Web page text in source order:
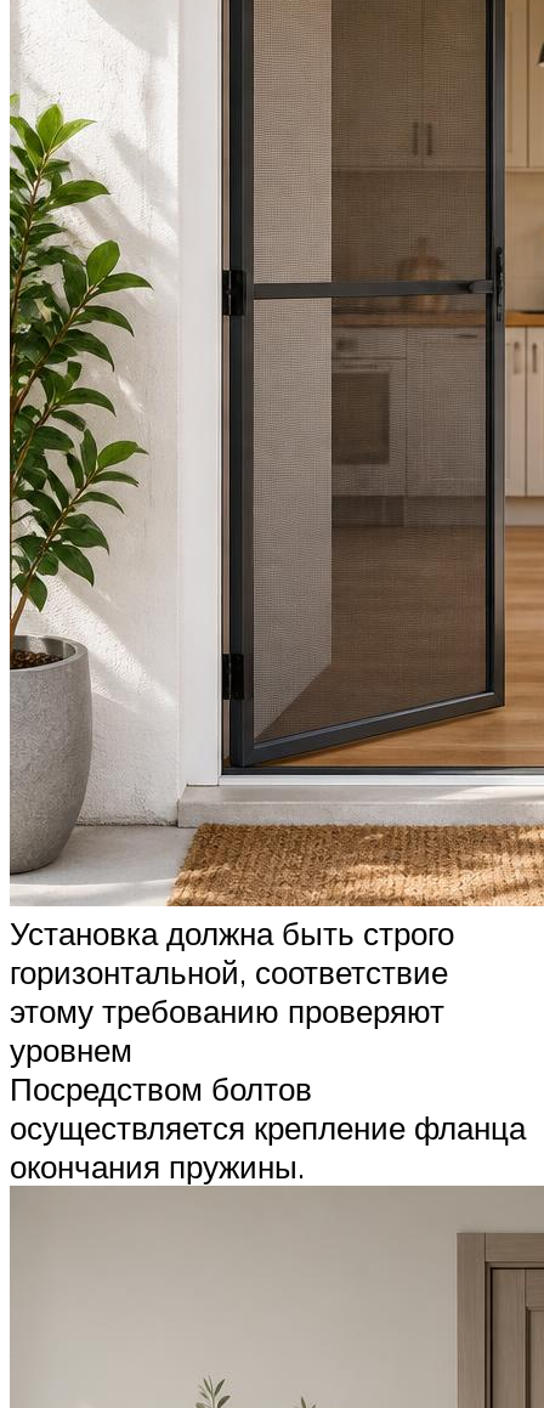
Установка должна быть строго
горизонтальной, соответствие
этому требованию проверяют
уровнем
Посредством болтов
осуществляется крепление фланца
окончания пружины.